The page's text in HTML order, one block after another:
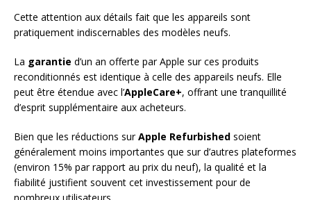
Cette attention aux détails fait que les appareils sont
pratiquement indiscernables des modèles neufs.
La garantie d’un an offerte par Apple sur ces produits
reconditionnés est identique à celle des appareils neufs. Elle
peut être étendue avec l’AppleCare+, offrant une tranquillité
d’esprit supplémentaire aux acheteurs.
Bien que les réductions surApple Refurbished soient
généralement moins importantes que sur d’autres plateformes
(environ 15% par rapport au prix du neuf), la qualité et la
fiabilité justifient souvent cet investissement pour de